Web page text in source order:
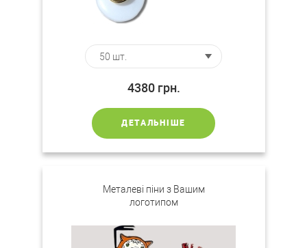
4380 грн.
ДЕТАЛЬНІШЕ
Металеві піни з Вашим
логотипом